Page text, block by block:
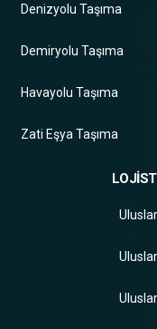
Denizyolu Taşıma
Demiryolu Taşıma
Havayolu Taşıma
Zati Eşya Taşıma